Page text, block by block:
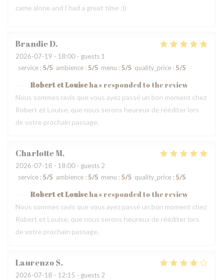
came alone and I had a great time :))
BrandieD
2026-07-19 - 18:00 - guests 1
service : 5/5 ambience : 5/5 menu : 5/5 quality_price : 5/5
Robert et Louisehas responded to the review
Nous sommes ravis que vous ayez passé un bon moment chez
Robert et Louise, que nous serons heureux de rééditer lors
de votre prochain passage.
CharlotteM
2026-07-18 - 18:00 - guests 2
service : 5/5 ambience : 5/5 menu : 5/5 quality_price : 5/5
Robert et Louisehas responded to the review
Nous sommes ravis que vous ayez passé un bon moment chez
Robert et Louise, que nous serons heureux de rééditer lors
de votre prochain passage.
Laurenzo S
2026-07-18 - 12:15 - guests 2